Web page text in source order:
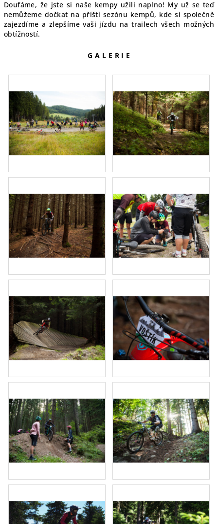
Doufáme, že jste si naše kempy užili naplno! My už se teď
nemůžeme dočkat na příští sezónu kempů, kde si společně
zajezdíme a zlepšíme vaši jízdu na trailech všech možných
obtížností.
G A L E R I E